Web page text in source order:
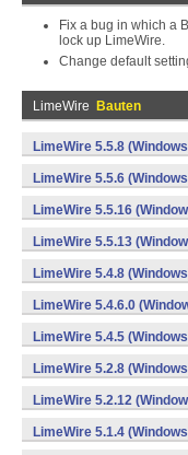
Fix a bug in which a
lock up LimeWire.
Change default
LimeWire Bauten
LimeWire 5.5.8
LimeWire 5.5.6
LimeWire 5.5.16
LimeWire 5.5.13
LimeWire 5.4.8
LimeWire 5.4.6.0
LimeWire 5.4.5
LimeWire 5.2.8
LimeWire 5.2.12
LimeWire 5.1.4